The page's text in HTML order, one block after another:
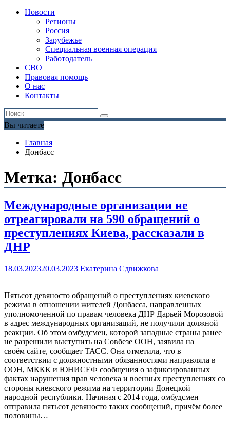
Новости
Регионы
Россия
Зарубежье
Специальная военная операция
Работодатель
СВО
Правовая помощь
О нас
Контакты
Вы читаете
Главная
Донбасс
Метка: Донбасс
Международные организации не
отреагировали на 590 обращений о
преступлениях Киева, рассказали в
ДНР
18.03.202320.03.2023 Екатерина Сдвижкова
Пятьсот девяносто обращений о преступлениях киевского
режима в отношении жителей Донбасса, направленных
уполномоченной по правам человека ДНР Дарьей Морозовой
в адрес международных организаций, не получили должной
реакции. Об этом омбудсмен, которой западные страны ранее
не разрешили выступить на Совбезе ООН, заявила на
своём сайте, сообщает ТАСС. Она отметила, что в
соответствии с должностными обязанностями направляла в
ООН, МККК и ЮНИСЕФ сообщения о зафиксированных
фактах нарушения прав человека и военных преступлениях со
стороны киевского режима на территории Донецкой
народной республики. Начиная с 2014 года, омбудсмен
отправила пятьсот девяносто таких сообщений, причём более
половины…